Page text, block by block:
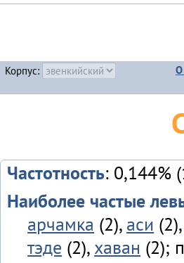
Корпус: О
Частотность: 0,144%
Наиболее частые
арчамка (2), аси (2),
тэде (2), хаван (2);